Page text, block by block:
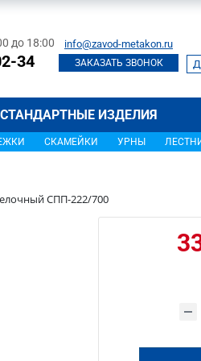
до 18:00
34
info@zavod-metakon.ru
ЗАКАЗАТЬ ЗВОНОК
ИЗДЕЛИЯ
СКАМЕЙКИ УРНЫ
СПП-222/700